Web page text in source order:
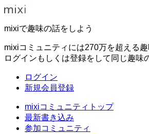
mixiで趣味の話をしよう
mixiコミュニティには270万を超える
ログインもしくは登録をして同じ趣味
ログイン
新規会員登録
mixiコミュニティトップ
最新書き込み
参加コミュニティ